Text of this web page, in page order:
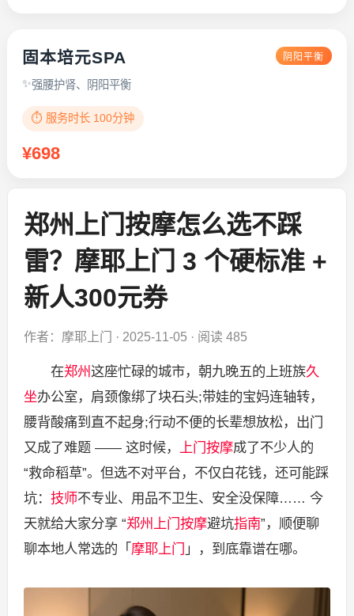
固本培元SPA 阴阳平衡
强腰护肾、阴阳平衡
⏱️ 服务时长 100分钟
¥698
郑州上门按摩怎么选不踩
雷？摩耶上门 3 个硬标准 +
新人300元券
作者：摩耶上门 · 2025-11-05 · 阅读 485
在郑州这座忙碌的城市，朝九晚五的上班族久
坐办公室，肩颈像绑了块石头;带娃的宝妈连轴转，
腰背酸痛到直不起身;行动不便的长辈想放松，出门
又成了难题 —— 这时候， 上门按摩成了不少人的
“救命稻草”。但选不对平台，不仅白花钱，还可能踩
坑： 技师不专业、用品不卫生、安全没保障…… 今
天就给大家分享 “郑州上门按摩避坑指南”，顺便聊
聊本地人常选的「 摩耶上门 」，到底靠谱在哪。